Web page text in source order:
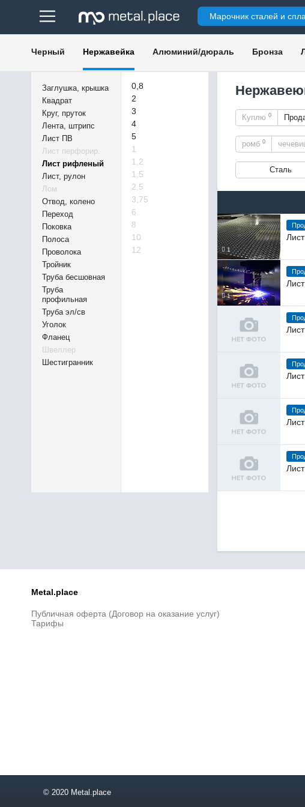
Марочник сталей и
Черный Нержавейка Алюминий/дюраль Бронза
Заглушка, крышка
Квадрат
Круг, пруток
Лента, штрипс
Лист ПВ
Лист перфорир.
Лист рифленый
Лист, рулон
Лом
Отвод, колено
Переход
Поковка
Полоса
Проволока
Тройник
Труба бесшовная
Труба
профильная
Труба эл/св
Уголок
Фланец
Швеллер
Шестигранник
0,8
2
3
4
5
1
1,2
1,5
2,5
3,75
6
8
10
12
Куплю 0
ромб 0
Сталь
1
1
Metal.place
Публичная оферта (Договор на оказание услуг)
Тарифы
© 2020 Metal.place